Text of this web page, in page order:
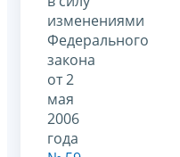
изменениями
Федерального
закона
от 2
мая
2006
года